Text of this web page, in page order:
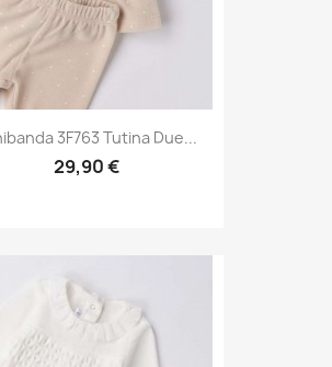
3F763 Tutina Due...
29,90 €